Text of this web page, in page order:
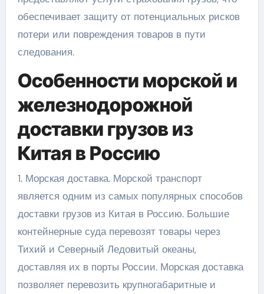
обеспечивает защиту от потенциальных рисков
потери или повреждения товаров в пути
следования.
Особенности морской и
железнодорожной
доставки грузов из
Китая в Россию
1. Морская доставка. Морской транспорт
является одним из самых популярных способов
доставки грузов из Китая в Россию. Большие
контейнерные суда перевозят товары через
Тихий и Северный Ледовитый океаны,
доставляя их в порты России. Морская доставка
позволяет перевозить крупногабаритные и